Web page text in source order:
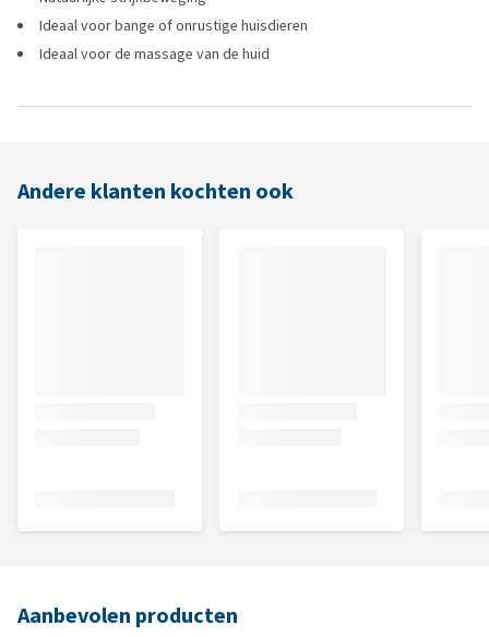
Ideaal voor bange of onrustige huisdieren
Ideaal voor de massage van de huid
Andere klanten kochten ook
Aanbevolen producten